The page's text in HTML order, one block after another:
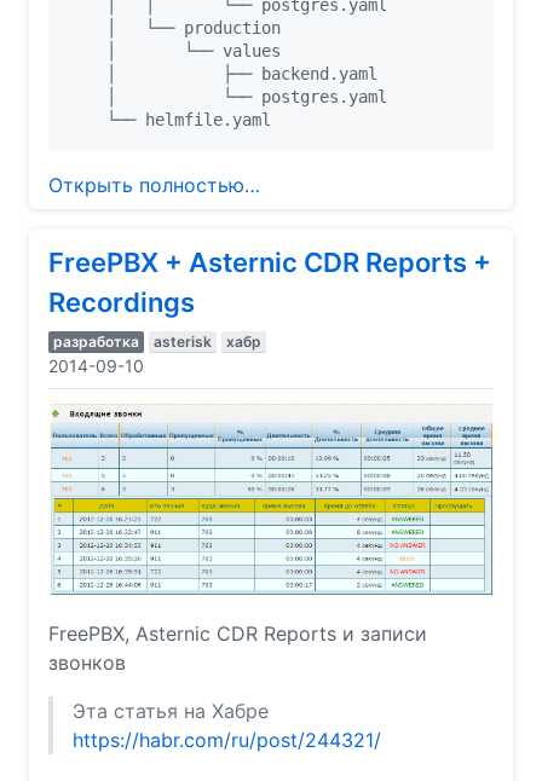
    │   │       └── postgres.yaml
    │   └── production
    │       └── values
    │           ├── backend.yaml
    │           └── postgres.yaml
Открыть полностью…
FreePBX + Asternic CDR Reports +
Recordings
разработка asterisk хабр
2014-09-10
FreePBX, Asternic CDR Reports и записи
звонков
Эта статья на Хабре
https://habr.com/ru/post/244321/